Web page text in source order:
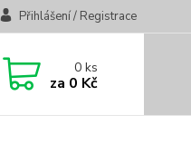
Přihlášení / Registrace
0ks
za 0 Kč